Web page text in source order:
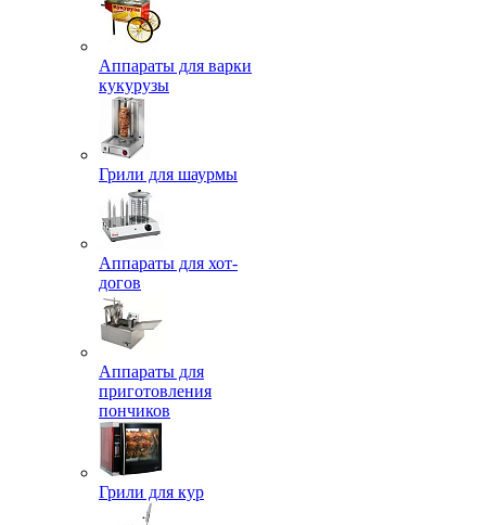
Аппараты для варки
кукурузы
Грили для шаурмы
Аппараты для хот-
догов
Аппараты для
приготовления
пончиков
Грили для кур